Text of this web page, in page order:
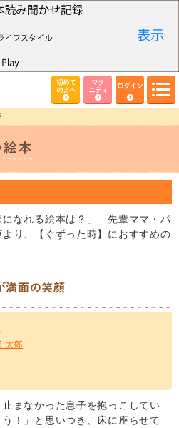
初めて
の方へ
マタ
ニティ
ログイン
になれる絵本は？」 先輩ママ・パ
り、【ぐずった時】におすすめの
満面の笑顔
太郎
まなかった息子を抱っこしてい
！」と思いつき、床に座らせて